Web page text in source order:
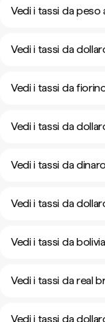
Vedi i tassi da
Vedi i tassi da
Vedi i tassi da
Vedi i tassi da
Vedi i tassi da
Vedi i tassi da
Vedi i tassi da
Vedi i tassi da real
Vedi i tassi da